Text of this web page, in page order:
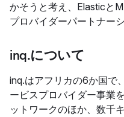
かそうと考え、Elasticと
プロバイダーパートナー
inq.について
inq.はアフリカの6か国で
ービスプロバイダー事業
ットワークのほか、数千